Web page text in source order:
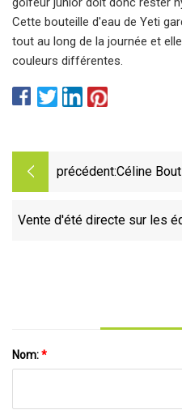
Cette bouteille d'eau de Yeti
tout au long de la journée et
couleurs différentes.
précédent:Céline
Vente d'été directe sur les
Nom:*